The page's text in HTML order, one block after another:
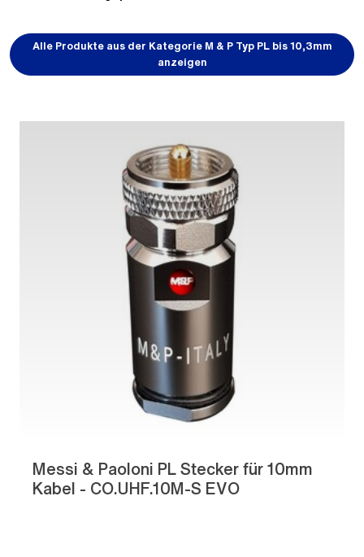
Alle Produkte aus der Kategorie M & P Typ PL bis 10,3mm
anzeigen
Messi & Paoloni PL Stecker für 10mm
Kabel - CO.UHF.10M-S EVO